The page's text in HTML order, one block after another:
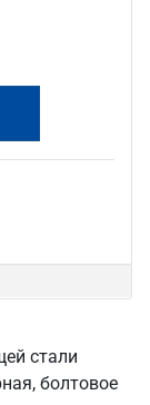
стали
болтовое